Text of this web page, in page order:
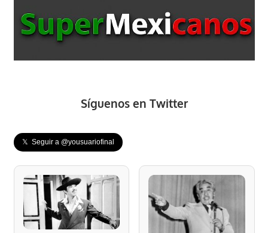
Síguenos en Twitter
𝕏 Seguir a @yousuariofinal